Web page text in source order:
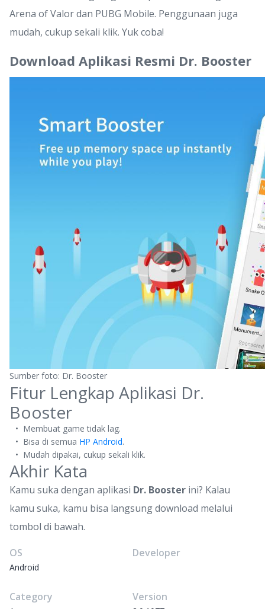
Arena of Valor dan PUBG Mobile. Penggunaan juga
mudah, cukup sekali klik. Yuk coba!
Download Aplikasi Resmi Dr. Booster
Sumber foto: Dr. Booster
Fitur Lengkap Aplikasi Dr.
Booster
Membuat game tidak lag.
Bisa di semua HP Android.
Mudah dipakai, cukup sekali klik.
Akhir Kata
Kamu suka dengan aplikasi Dr. Booster ini? Kalau
kamu suka, kamu bisa langsung download melalui
tombol di bawah.
OS
Android
Developer
Category Version